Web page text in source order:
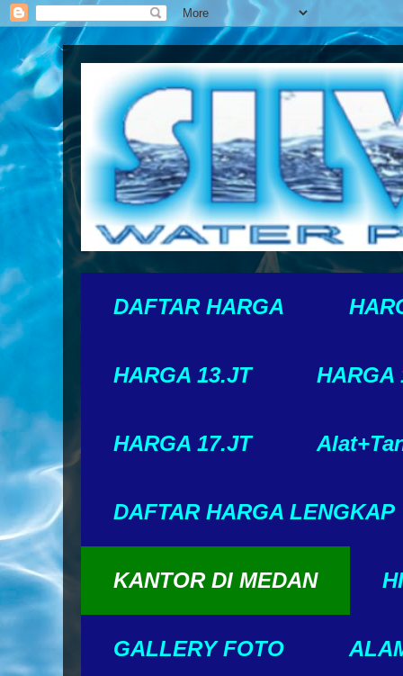
DAFTAR HARGA
HARGA 13.JT HARGA
HARGA 17.JT
DAFTAR HARGA LENGKAP
KANTOR DI MEDAN
GALLERY FOTO